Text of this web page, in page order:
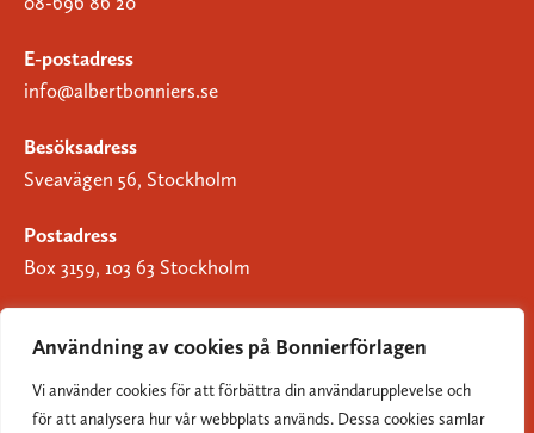
Användning av cookies på Bonnierförlagen
Vi använder cookies för att förbättra din användarupplevelse och
för att analysera hur vår webbplats används. Dessa cookies samlar
E-postadress
info@albertbonniers.se
Besöksadress
Sveavägen 56, Stockholm
Postadress
Box 3159, 103 63 Stockholm
Om Bonnierförlagen